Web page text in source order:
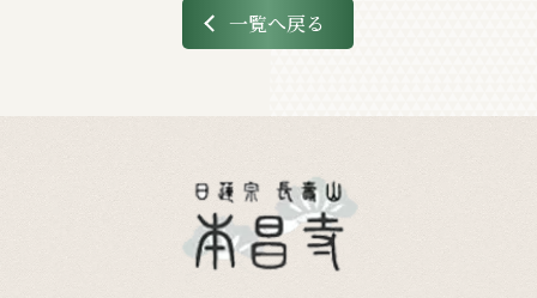
一覧へ戻る